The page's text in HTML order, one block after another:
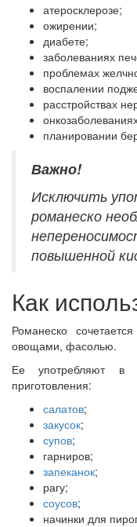
атеросклерозе;
ожирении;
диабете;
заболеваниях
проблемах
воспалении
расстройствах
планировании
Важно!
Исключить
романеско
повышенной
Как
Романеско
овощами, фасолью.
Ее употребляют в
приготовления:
салатов;
закусок;
супов;
гарниров;
запеканок;
рагу;
соусов;
начинки для